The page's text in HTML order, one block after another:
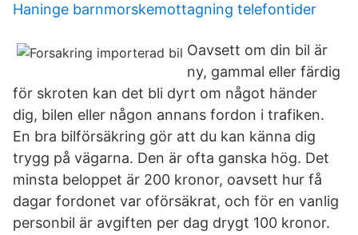
Haninge barnmorskemottagning telefontider
Oavsett om din bil är
ny, gammal eller färdig
för skroten kan det bli dyrt om något händer
dig, bilen eller någon annans fordon i trafiken.
En bra bilförsäkring gör att du kan känna dig
trygg på vägarna. Den är ofta ganska hög. Det
minsta beloppet är 200 kronor, oavsett hur få
dagar fordonet var oförsäkrat, och för en vanlig
personbil är avgiften per dag drygt 100 kronor.